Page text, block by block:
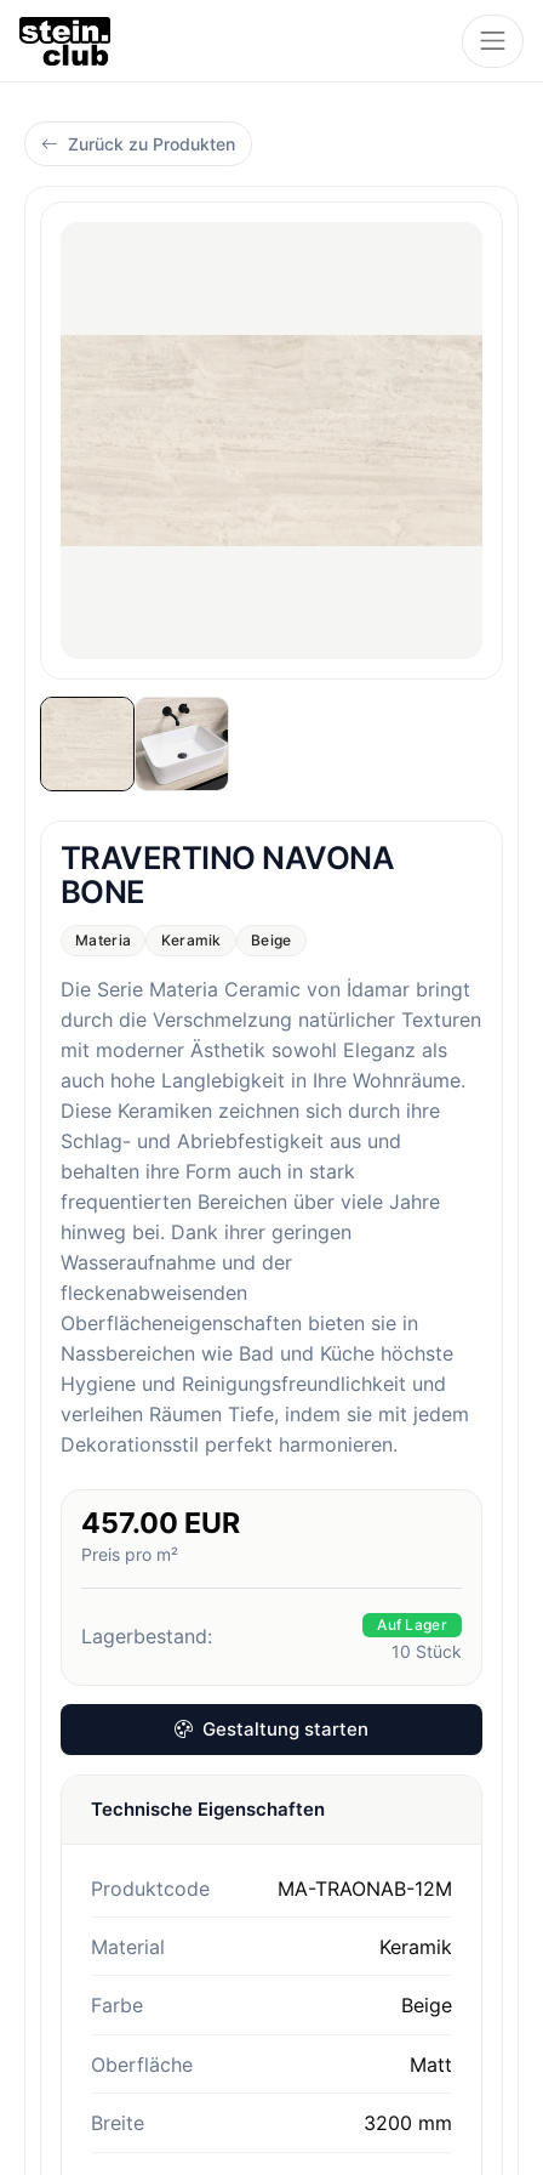
Zurück zu Produkten
TRAVERTINO NAVONA
BONE
Materia Keramik Beige
Die Serie Materia Ceramic von İdamar bringt
durch die Verschmelzung natürlicher Texturen
mit moderner Ästhetik sowohl Eleganz als
auch hohe Langlebigkeit in Ihre Wohnräume.
Diese Keramiken zeichnen sich durch ihre
Schlag- und Abriebfestigkeit aus und
behalten ihre Form auch in stark
frequentierten Bereichen über viele Jahre
hinweg bei. Dank ihrer geringen
Wasseraufnahme und der
fleckenabweisenden
Oberflächeneigenschaften bieten sie in
Nassbereichen wie Bad und Küche höchste
Hygiene und Reinigungsfreundlichkeit und
verleihen Räumen Tiefe, indem sie mit jedem
Dekorationsstil perfekt harmonieren.
457.00 EUR
Preis pro m²
Lagerbestand: Auf Lager
10 Stück
Gestaltung starten
Technische Eigenschaften
Produktcode MA-TRAONAB-12M
Material Keramik
Farbe Beige
Oberfläche Matt
Breite 3200 mm